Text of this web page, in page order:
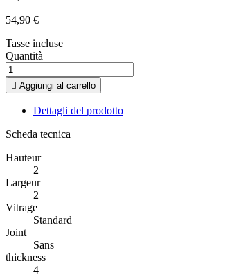
54,90 €
Tasse incluse
Quantità
 Aggiungi al carrello
Dettagli del prodotto
Scheda tecnica
Hauteur
2
Largeur
2
Vitrage
Standard
Joint
Sans
thickness
4